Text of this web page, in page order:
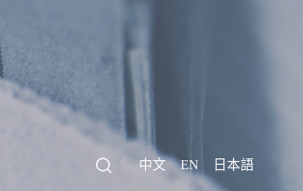
中文 EN 日本語